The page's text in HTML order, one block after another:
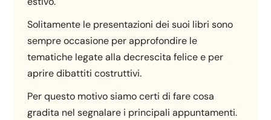
Solitamente le presentazioni dei suoi libri sono
sempre occasione per approfondire le
tematiche legate alla decrescita felice e per
aprire dibattiti costruttivi.
Per questo motivo siamo certi di fare cosa
gradita nel segnalare i principali appuntamenti.